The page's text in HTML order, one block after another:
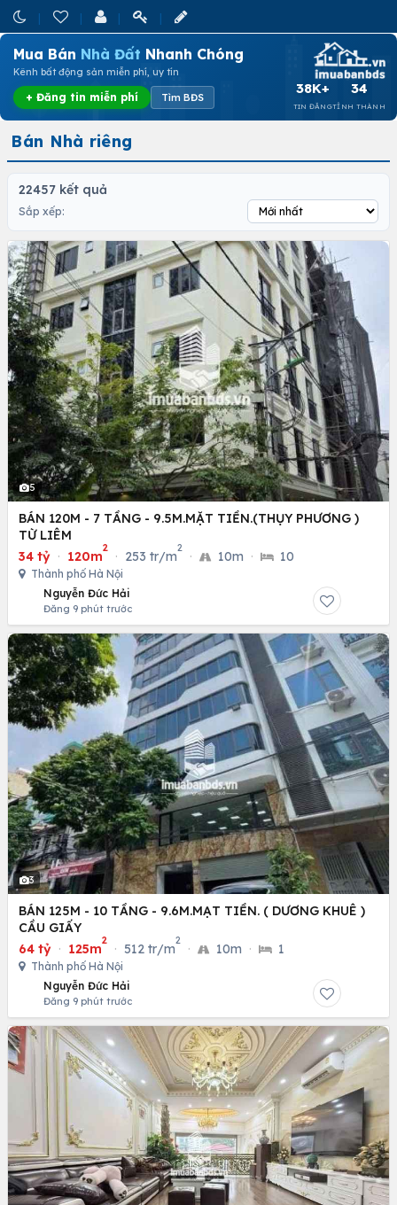
Mua Bán Nhà Đất Nhanh Chóng
Kênh bất động sản miễn phí, uy tín
+ Đăng tin miễn phí Tìm BĐS
38K+
TIN ĐĂNG
34
TỈNH THÀNH
Bán Nhà riêng
22457 kết quả
Sắp xếp:
5
BÁN 120M - 7 TẦNG - 9.5M.MẶT TIỀN.(THỤY PHƯƠNG )
TỪ LIÊM
34 tỷ · 120m
2
· 253 tr/m
2
· 10m · 10
Thành phố Hà Nội
Nguyễn Đức Hải
Đăng 9 phút trước
3
BÁN 125M - 10 TẦNG - 9.6M.MẠT TIỀN. ( DƯƠNG KHUÊ )
CẦU GIẤY
64 tỷ · 125m
2
· 512 tr/m
2
· 10m · 1
Thành phố Hà Nội
Nguyễn Đức Hải
Đăng 9 phút trước